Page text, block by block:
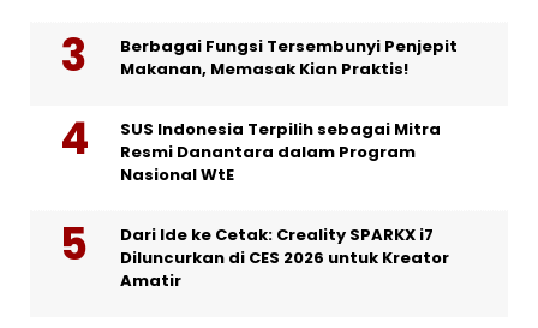
Berbagai Fungsi Tersembunyi Penjepit
Makanan, Memasak Kian Praktis!
SUS Indonesia Terpilih sebagai Mitra
Resmi Danantara dalam Program
Nasional WtE
Dari Ide ke Cetak: Creality SPARKX i7
Diluncurkan di CES 2026 untuk Kreator
Amatir